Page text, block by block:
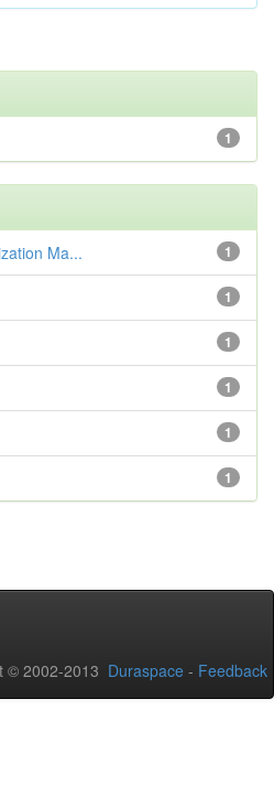
1
1
Ma...
1
1
1
1
1
© 2002-2013 Duraspace - Feedback